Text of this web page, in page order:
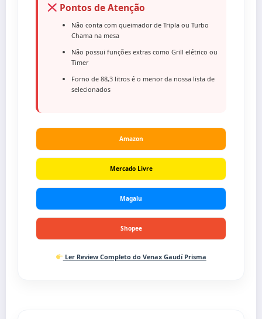
Pontos de Atenção
Não conta com queimador de Tripla ou Turbo
Chama na mesa
Não possui funções extras como Grill elétrico ou
Timer
Forno de 88,3 litros é o menor da nossa lista de
selecionados
Amazon
Mercado Livre
Magalu
Shopee
Ler Review Completo do Venax Gaudí Prisma